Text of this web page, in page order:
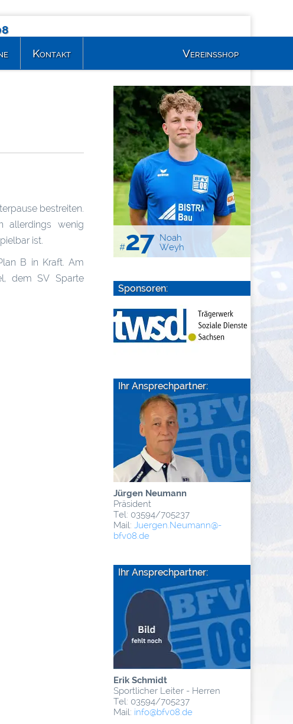
#27
Noah
Weyh
Sponsoren:
Ihr Ansprechpartner:
Jürgen Neumann
Präsident
Tel: 03594/705237
Mail: Juergen.Neumann@­
bfv08.de
Ihr Ansprechpartner:
Erik Schmidt
Sportlicher Leiter - Herren
Tel: 03594/705237
Mail: info@­bfv08.de
bestreiten.
allerdings wenig
ist.
B in Kraft. Am
dem SV Sparte
Kontakt Vereinsshop